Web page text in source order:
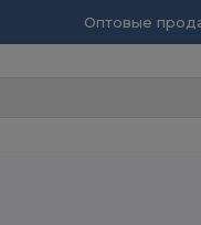
Оптовые